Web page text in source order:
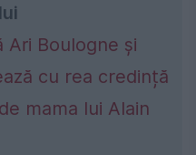
Ari Boulogne și
cu rea credință
mama lui Alain